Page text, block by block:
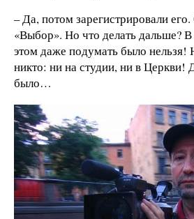
– Да, потом зарегистрировали
«Выбор». Но что делать дальше?
этом даже подумать было
никто: ни на студии, ни в Церкви!
было…